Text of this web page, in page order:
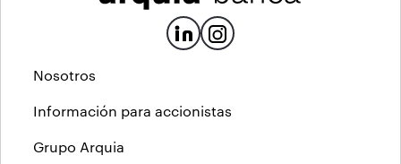
Nosotros
Información para accionistas
Grupo Arquia